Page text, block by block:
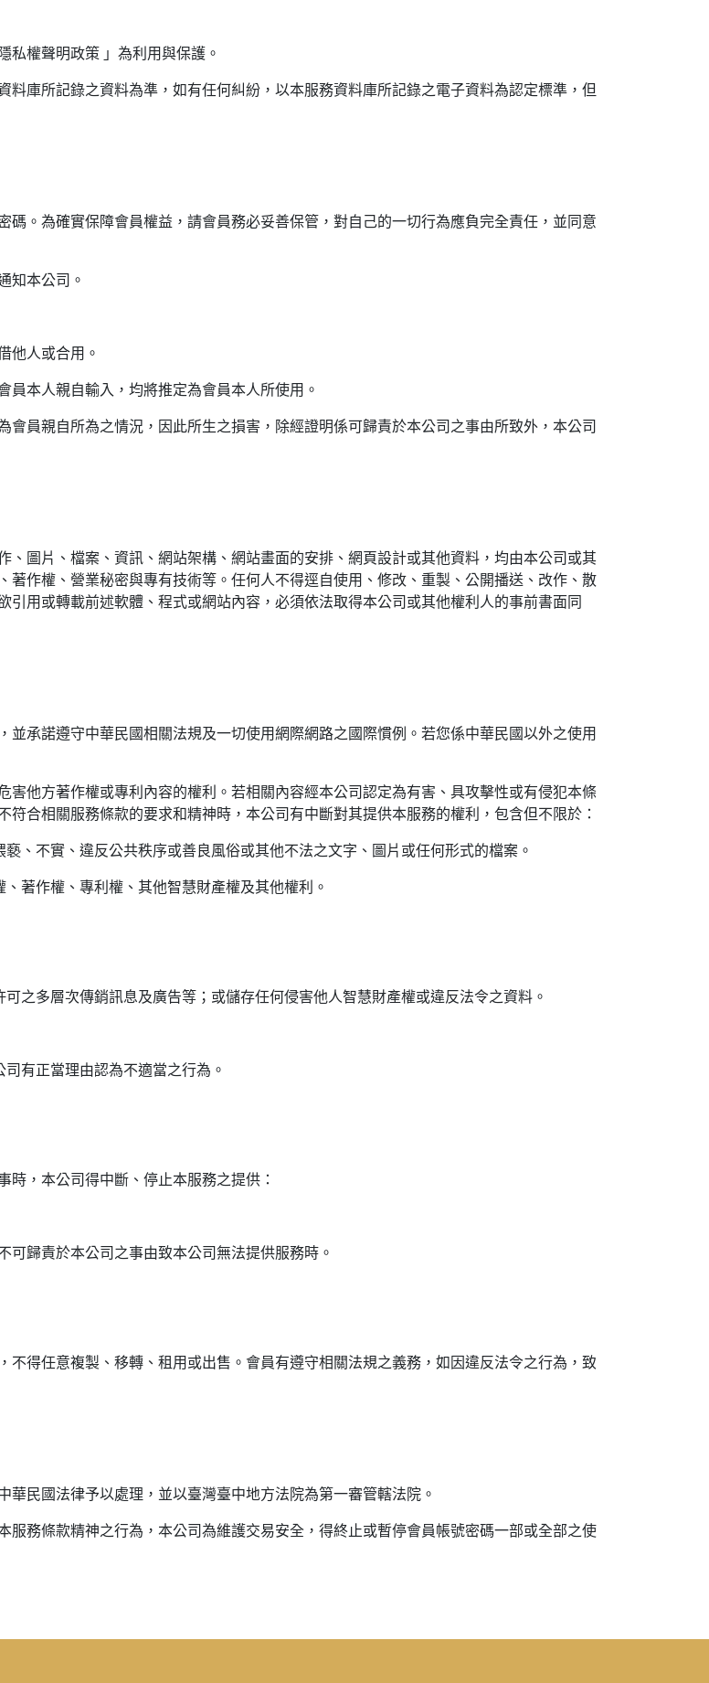
私權聲明政策 」為利用與保護。
料庫所記錄之資料為準，如有任何糾紛，以本服務資料庫所記錄之電子資料為認定標準，但
。為確實保障會員權益，請會員務必妥善保管，對自己的一切行為應負完全責任，並同意
知本公司。
他人或合用。
員本人親自輸入，均將推定為會員本人所使用。
員親自所為之情況，因此所生之損害，除經證明係可歸責於本公司之事由所致外，本公司
圖片、檔案、資訊、網站架構、網站畫面的安排、網頁設計或其他資料，均由本公司或其
作權、營業秘密與專有技術等。任何人不得逕自使用、修改、重製、公開播送、改作、散
用或轉載前述軟體、程式或網站內容，必須依法取得本公司或其他權利人的事前書面同
承諾遵守中華民國相關法規及一切使用網際網路之國際慣例。若您係中華民國以外之使用
害他方著作權或專利內容的權利。若相關內容經本公司認定為有害、具攻擊性或有侵犯本條
合相關服務條款的要求和精神時，本公司有中斷對其提供本服務的權利，包含但不限於：
、不實、違反公共秩序或善良風俗或其他不法之文字、圖片或任何形式的檔案。
著作權、專利權、其他智慧財產權及其他權利。
之多層次傳銷訊息及廣告等；或儲存任何侵害他人智慧財產權或違反法令之資料。
有正當理由認為不適當之行為。
，本公司得中斷、停止本服務之提供：
可歸責於本公司之事由致本公司無法提供服務時。
得任意複製、移轉、租用或出售。會員有遵守相關法規之義務，如因違反法令之行為，致
民國法律予以處理，並以臺灣臺中地方法院為第一審管轄法院。
服務條款精神之行為，本公司為維護交易安全，得終止或暫停會員帳號密碼一部或全部之使